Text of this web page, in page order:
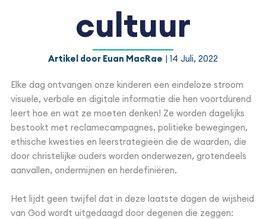
cultuur
Artikel door Euan MacRae | 14 Juli, 2022
Elke dag ontvangen onze kinderen een eindeloze stroom
visuele, verbale en digitale informatie die hen voortdurend
leert hoe en wat ze moeten denken! Ze worden dagelijks
bestookt met reclamecampagnes, politieke bewegingen,
ethische kwesties en leerstrategieën die de waarden, die
door christelijke ouders worden onderwezen, grotendeels
aanvallen, ondermijnen en herdefiniëren.
Het lijdt geen twijfel dat in deze laatste dagen de wijsheid
van God wordt uitgedaagd door degenen die zeggen: